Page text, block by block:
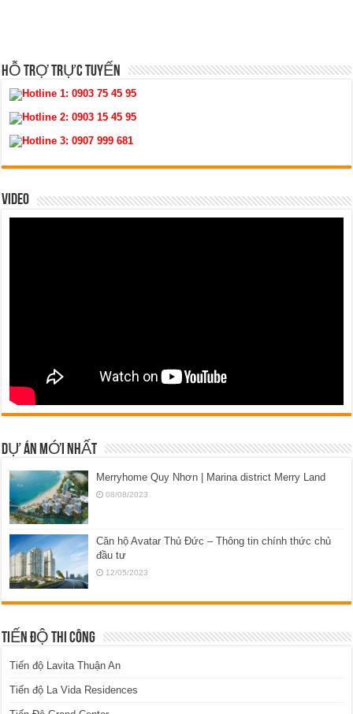
HỖ TRỢ TRỰC TUYẾN
Hotline 1:0903 75 45 95
Hotline 2:0903 15 45 95
Hotline 3:0907 999 681
VIDEO
DỰ ÁN MỚI NHẤT
Merryhome Quy Nhơn | Marina district Merry Land
08/08/2023
Căn hộ Avatar Thủ Đức – Thông tin chính thức chủ
đầu tư
12/05/2023
TIẾN ĐỘ THI CÔNG
Tiến độ Lavita Thuận An
Tiến độ La Vida Residences